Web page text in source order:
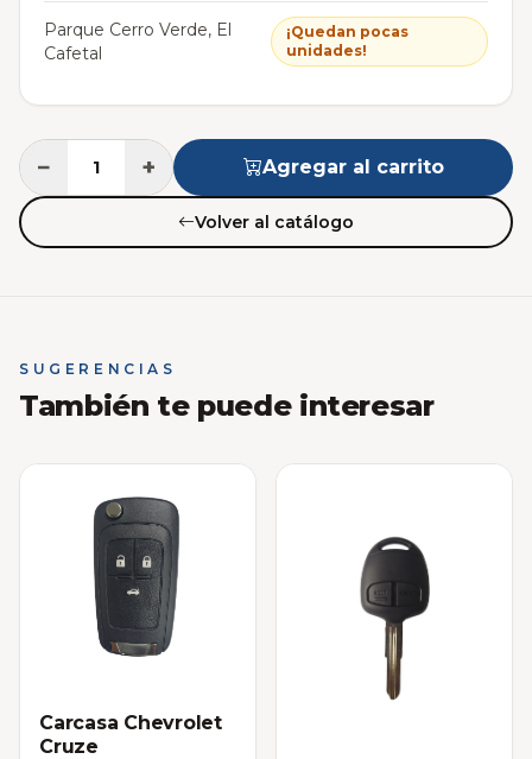
Parque Cerro Verde, El
Cafetal
¡Quedan pocas
unidades!
− + Agregar al carrito
Volver al catálogo
SUGERENCIAS
También te puede interesar
Carcasa Chevrolet
Cruze